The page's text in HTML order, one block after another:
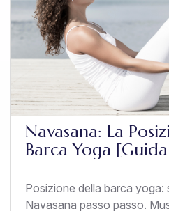
Navasana: La
Barca Yoga
Posizione della barca yoga:
Navasana passo passo.